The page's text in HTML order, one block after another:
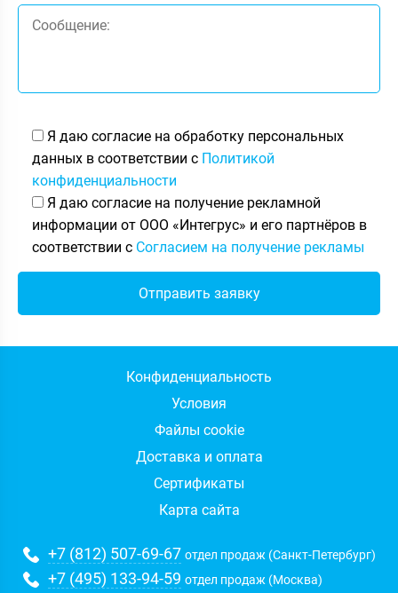
Я даю согласие на обработку персональных
данных в соответствии с Политикой
конфиденциальности
Я даю согласие на получение рекламной
информации от ООО «Интегрус» и его партнёров в
соответствии с Согласием на получение рекламы
Конфиденциальность
Условия
Файлы cookie
Доставка и оплата
Сертификаты
Карта сайта
+7 (812) 507-69-67 отдел продаж (Санкт-Петербург)
+7 (495) 133-94-59 отдел продаж (Москва)